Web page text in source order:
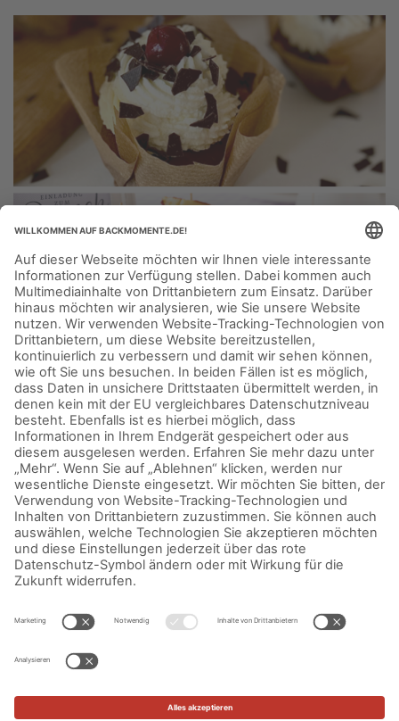
Cupcakes
Im Gegensatz zu Muffins sind Cupcakes etwas
verschiedenen Toppings verziert werden. Dazu gehören
Buttercreme, aber auch Schokoladenstückchen und Früchte.